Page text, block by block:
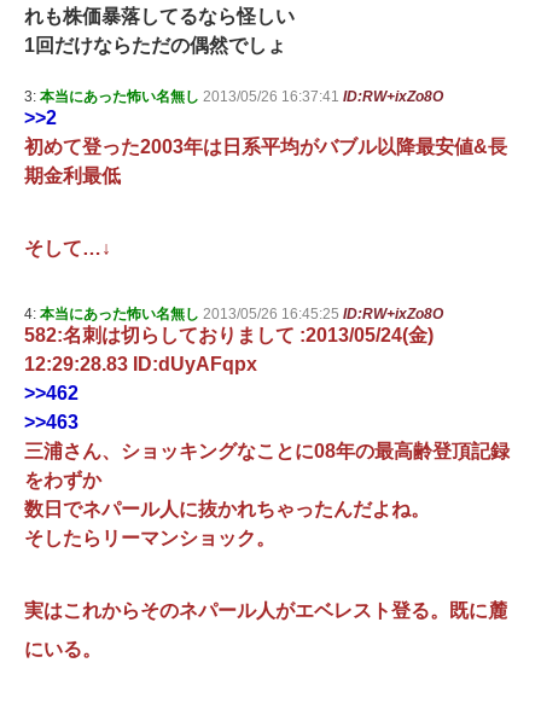
れも株価暴落してるなら怪しい
1回だけならただの偶然でしょ
3: 本当にあった怖い名無し 2013/05/26 16:37:41 ID:RW+ixZo8O
>>2
初めて登った2003年は日系平均がバブル以降最安値&長
期金利最低
そして…↓
4: 本当にあった怖い名無し 2013/05/26 16:45:25 ID:RW+ixZo8O
582:名刺は切らしておりまして :2013/05/24(金)
12:29:28.83 ID:dUyAFqpx
>>462
>>463
三浦さん、ショッキングなことに08年の最高齢登頂記録
をわずか
数日でネパール人に抜かれちゃったんだよね。
そしたらリーマンショック。
実はこれからそのネパール人がエベレスト登る。既に麓
にいる。